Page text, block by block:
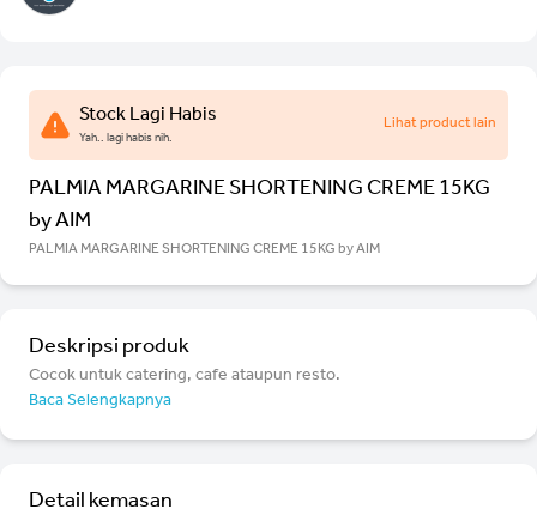
Stock Lagi Habis
Yah.. lagi habis nih.
Lihat product lain
PALMIA MARGARINE SHORTENING CREME 15KG
by AIM
PALMIA MARGARINE SHORTENING CREME 15KG by AIM
Deskripsi produk
Cocok untuk catering, cafe ataupun resto.
Baca Selengkapnya
Detail kemasan